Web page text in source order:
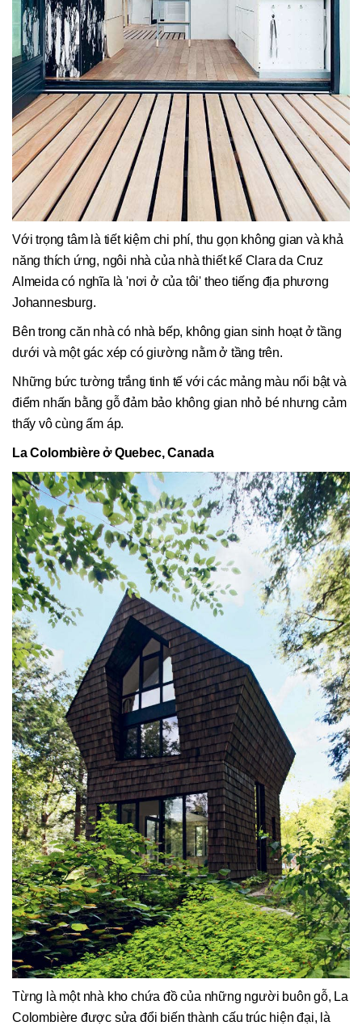
Với trọng tâm là tiết kiệm chi phí, thu gọn không gian và khả
năng thích ứng, ngôi nhà của nhà thiết kế Clara da Cruz
Almeida có nghĩa là 'nơi ở của tôi' theo tiếng địa phương
Johannesburg.
Bên trong căn nhà có nhà bếp, không gian sinh hoạt ở tầng
dưới và một gác xép có giường nằm ở tầng trên.
Những bức tường trắng tinh tế với các mảng màu nổi bật và
điểm nhấn bằng gỗ đảm bảo không gian nhỏ bé nhưng cảm
thấy vô cùng ấm áp.
La Colombière ở Quebec, Canada
Từng là một nhà kho chứa đồ của những người buôn gỗ, La
Colombière được sửa đổi biến thành cấu trúc hiện đại, là